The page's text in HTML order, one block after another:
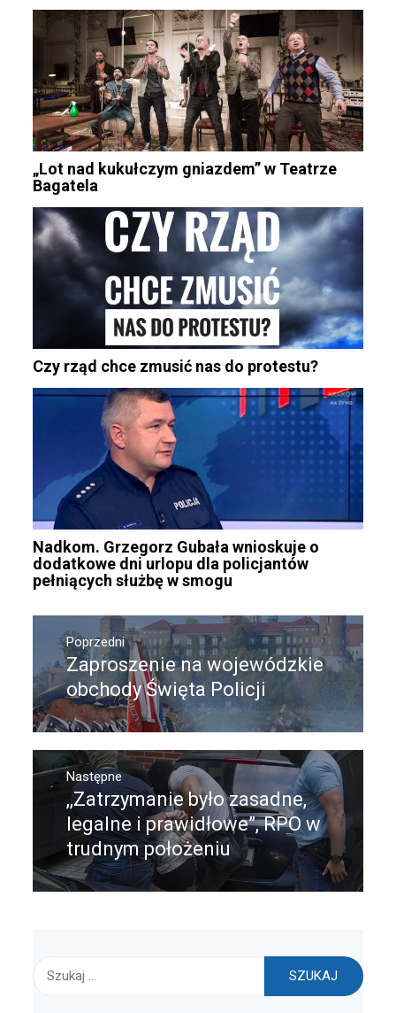
„Lot nad kukułczym gniazdem” w Teatrze
Bagatela
Czy rząd chce zmusić nas do protestu?
Nadkom. Grzegorz Gubała wnioskuje o
dodatkowe dni urlopu dla policjantów
pełniących służbę w smogu
Nawigacja
wpisuPoprzedni
Poprzedni
wpis:
Zaproszenie na wojewódzkie
obchody Święta Policji
Następne
Następny
post:
,,Zatrzymanie było zasadne,
legalne i prawidłowe”, RPO w
trudnym położeniu